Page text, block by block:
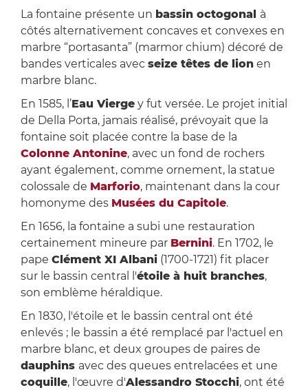
La fontaine présente un bassin octogonal à
côtés alternativement concaves et convexes en
marbre “portasanta” (marmor chium) décoré de
bandes verticales avec seize têtes de lionen
marbre blanc.
En 1585, l’Eau Viergey fut versée. Le projet initial
de Della Porta, jamais réalisé, prévoyait que la
fontaine soit placée contre la base de la
Colonne Antonine, avec un fond de rochers
ayant également, comme ornement, la statue
colossale de Marforio, maintenant dans la cour
homonyme des Musées du Capitole.
En 1656, la fontaine a subi une restauration
certainement mineure par Bernini. En 1702, le
pape Clément XI Albani(1700-1721) fit placer
sur le bassin central l'étoile à huit branches,
son emblème héraldique.
En 1830, l'étoile et le bassin central ont été
enlevés ; le bassin a été remplacé par l'actuel en
marbre blanc, et deux groupes de paires de
dauphins avec des queues entrelacées et une
coquille, l'œuvre d'Alessandro Stocchi, ont été